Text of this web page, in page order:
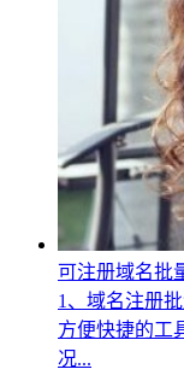
可注册域名批
1、域名注册
方便快捷的工
况...